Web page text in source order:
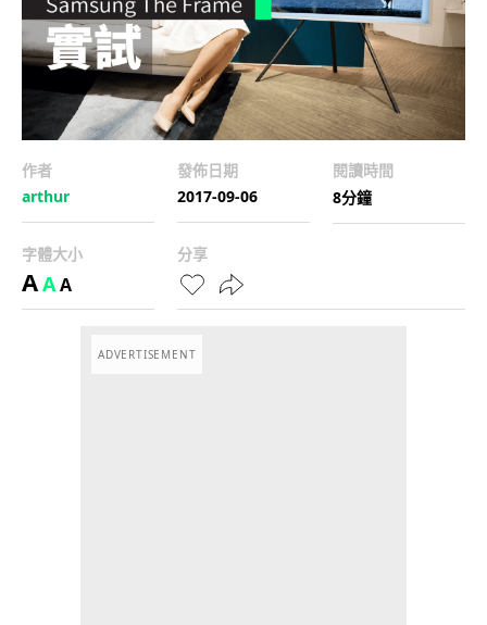
作者
arthur
發佈日期
2017-09-06
閱讀時間
8分鐘
字體大小
AAA
分享
ADVERTISEMENT